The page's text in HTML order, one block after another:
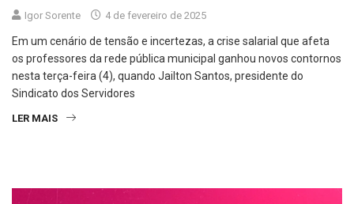
Igor Sorente 4 de fevereiro de 2025
Em um cenário de tensão e incertezas, a crise salarial que afeta
os professores da rede pública municipal ganhou novos contornos
nesta terça-feira (4), quando Jailton Santos, presidente do
Sindicato dos Servidores
LER MAIS